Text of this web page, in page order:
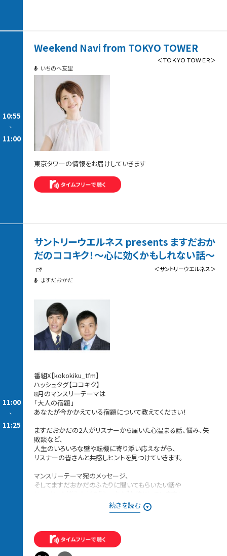
10:55
-
11:00
Weekend Navi from TOKYO TOWER
＜ＴＯＫＹＯ ＴＯＷＥＲ＞
いちのへ友里
東京タワーの情報をお届けしていきます
11:00
-
11:25
サントリーウエルネス presents ますだおか
だのココキク！〜心に効くかもしれない話〜
＜サントリーウエルネス＞
ますだおかだ
番組X【kokokiku_tfm】
ハッシュタグ【ココキク】
8月のマンスリーテーマは
「大人の宿題」
あなたが今かかえている宿題について教えてください！
ますだおかだの2人がリスナーから届いた心温まる話、悩み、失
敗談など、
人生のいろいろな壁や転機に寄り添い応えながら、
リスナーの皆さんと共感しヒントを見つけていきます。
マンスリーテーマ宛のメッセージ、
そしてますだおかだのふたりに聞いてもらいたい話や
メッセージフォーム：
https://www.tfm.co.jp/f/masuoka/message
続きを読む